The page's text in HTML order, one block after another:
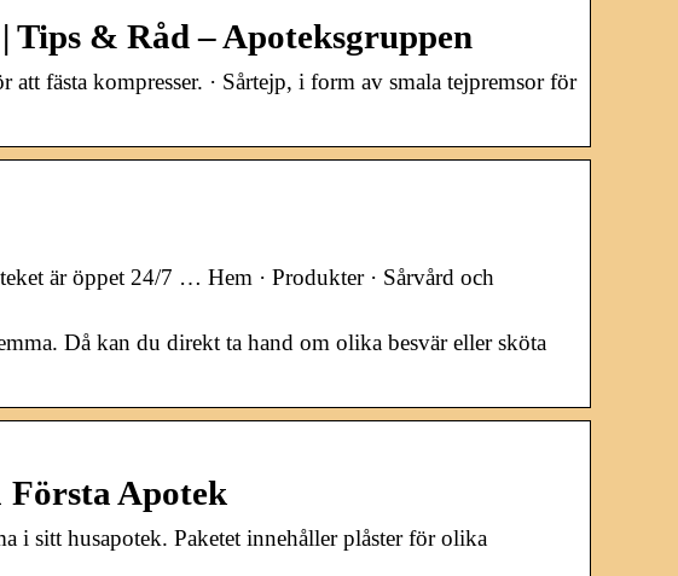
Tips & Råd – Apoteksgruppen
att fästa kompresser. · Sårtejp, i form av smala tejpremsor för
är öppet 24/7 … Hem · Produkter · Sårvård och
Då kan du direkt ta hand om olika besvär eller sköta
Första Apotek
i sitt husapotek. Paketet innehåller plåster för olika